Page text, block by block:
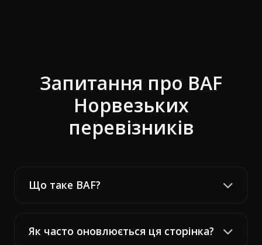
Запитання про BAF
Норвезьких
перевізників
Що таке BAF?
Як часто оновлюється ця сторінка?